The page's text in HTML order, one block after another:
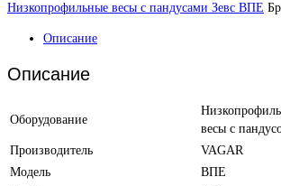
Низкопрофильные весы с пандусами Зевс ВПЕ
Описание
Описание
Оборудование
весы с
Производитель
VAGAR
Модель
ВПЕ